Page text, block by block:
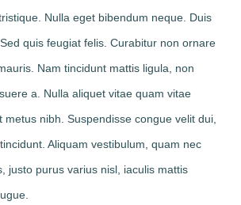
Nulla eget bibendum neque. Duis
quis feugiat felis. Curabitur non ornare
Nam tincidunt mattis ligula, non
a. Nulla aliquet vitae quam vitae
metus nibh. Suspendisse congue velit dui,
Aliquam vestibulum, quam nec
justo purus varius nisl, iaculis mattis